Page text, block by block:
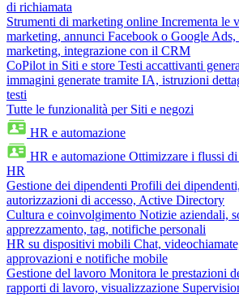
di richiamata
Strumenti di marketing online Incrementa le
marketing, annunci Facebook o Google Ads,
marketing, integrazione con il CRM
CoPilot in Siti e store Testi accattivanti
immagini generate tramite IA, istruzioni
testi
Tutte le funzionalità per Siti e negozi
HR e automazione
HR e automazione Ottimizzare i flussi
HR
Gestione dei dipendenti Profili dei
autorizzazioni di accesso, Active Directory
Cultura e coinvolgimento Notizie aziendali,
apprezzamento, tag, notifiche personali
HR su dispositivi mobili Chat,
approvazioni e notifiche mobile
Gestione del lavoro Monitora le prestazioni
rapporti di lavoro, visualizzazione